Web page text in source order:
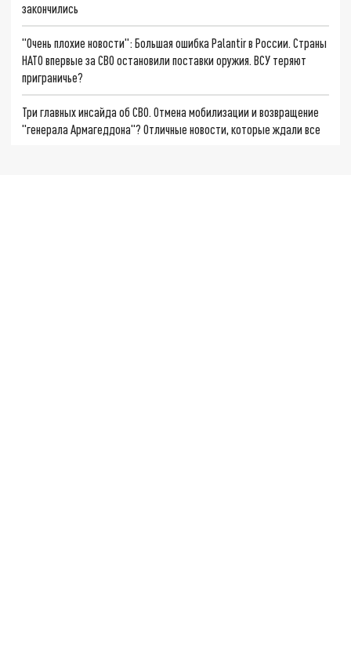
закончились
"Очень плохие новости": Большая ошибка Palantir в России. Страны
НАТО впервые за СВО остановили поставки оружия. ВСУ теряют
приграничье?
Три главных инсайда об СВО. Отмена мобилизации и возвращение
"генерала Армагеддона"? Отличные новости, которые ждали все